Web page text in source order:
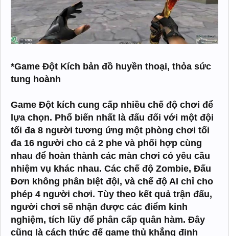
*Game Đột Kích bản đồ huyền thoại, thỏa sức
tung hoành
Game Đột kích cung cấp nhiều chế độ chơi để
lựa chọn. Phổ biến nhất là đấu đối với một đội
tối đa 8 người tương ứng một phòng chơi tối
đa 16 người cho cả 2 phe và phối hợp cùng
nhau để hoàn thành các màn chơi có yêu cầu
nhiệm vụ khác nhau. Các chế độ Zombie, Đấu
Đơn không phân biệt đội, và chế độ AI chỉ cho
phép 4 người chơi. Tùy theo kết quả trận đấu,
người chơi sẽ nhận được các điểm kinh
nghiệm, tích lũy để phân cấp quân hàm. Đây
cũng là cách thức để game thủ khẳng định